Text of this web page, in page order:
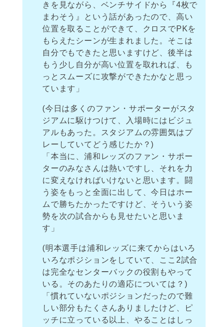
きを見ながら、ベンチサイドから『4枚で
まわそう』という話があったので、高い
位置を取ることができて、クロスでPKを
もらえたシーンが生まれました。そこは
自分でもできたと思いますけど、後半は
もう少し自分が高い位置を取れれば、も
っとスムーズに攻撃ができたかなと思っ
ています」
(今日は多くのファン・サポーターがスタ
ジアムに駆けつけて、入場時にはビジュ
アルもあった。スタジアムの雰囲気はプ
レーしていてどう感じたか？)
「本当に、浦和レッズのファン・サポー
ターのみなさんは熱いですし、それを力
に変えなければいけないと思います。闘
う姿をもっと全面に出して、今日はホー
ムで勝ちたかったですけど、そういう姿
勢を次の試合からも見せたいと思いま
す」
(明本選手は浦和レッズに来てからはいろ
いろなポジションをしていて、ここ2試合
は完全なセンターバックの役割もやって
いる。そのあたりの適応については？)
「慣れていないポジションだったので難
しい部分もたくさんありましたけど、ピ
ッチに立っている以上、やることはしっ